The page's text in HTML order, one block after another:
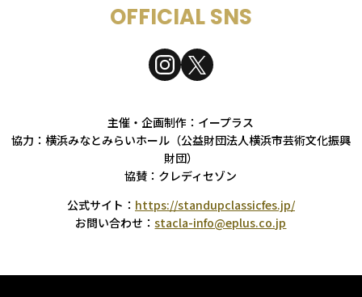
OFFICIAL SNS
主催・企画制作：イープラス
協力：横浜みなとみらいホール（公益財団法人横浜市芸術文化振興
財団）
協賛：クレディセゾン
公式サイト： https://standupclassicfes.jp/
お問い合わせ：stacla-info@eplus.co.jp